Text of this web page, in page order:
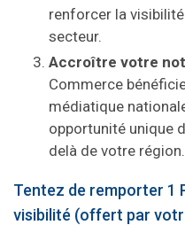
renforcer la
secteur.
Accroître votre
Commerce
médiatique
opportunité unique
delà de votre région.
Tentez de remporter 1
visibilité (offert par